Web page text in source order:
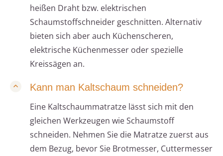
heißen Draht bzw. elektrischen
Schaumstoffschneider geschnitten. Alternativ
bieten sich aber auch Küchenscheren,
elektrische Küchenmesser oder spezielle
Kreissägen an.
Kann man Kaltschaum schneiden?
Eine Kaltschaummatratze lässt sich mit den
gleichen Werkzeugen wie Schaumstoff
schneiden. Nehmen Sie die Matratze zuerst aus
dem Bezug, bevor Sie Brotmesser, Cuttermesser